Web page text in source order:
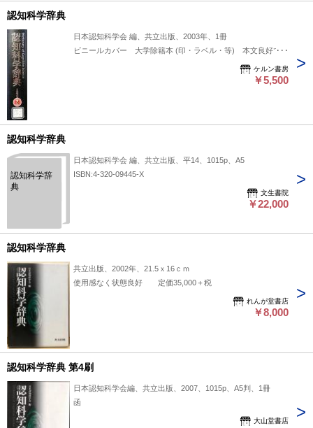
認知科学辞典
日本認知科学会 編、共立出版、2003年、1冊
ビニールカバー 大学除籍本 (印・ラベル・等) 本文良好です
ケルン書房
￥5,500
認知科学辞典
認知科学辞
典
日本認知科学会 編、共立出版、平14、1015p、A5
ISBN:4-320-09445-X
文生書院
￥22,000
認知科学辞典
共立出版、2002年、21.5ｘ16ｃｍ
使用感なく状態良好 定価35,000＋税
れんが堂書店
￥8,000
認知科学辞典 第4刷
日本認知科学会編、共立出版、2007、1015p、A5判、1冊
函
大山堂書店